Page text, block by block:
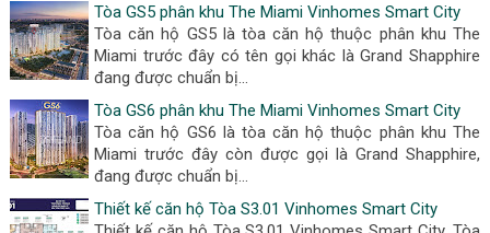
Tòa GS5 phân khu The Miami Vinhomes Smart City
Tòa căn hộ GS5 là tòa căn hộ thuộc phân khu The
Miami trước đây có tên gọi khác là Grand Shapphire
đang được chuẩn bị...
Tòa GS6 phân khu The Miami Vinhomes Smart City
Tòa căn hộ GS6 là tòa căn hộ thuộc phân khu The
Miami trước đây còn được gọi là Grand Shapphire,
đang được chuẩn bị...
Thiết kế căn hộ Tòa S3.01 Vinhomes Smart City